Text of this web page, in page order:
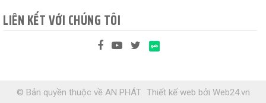
LIÊN KẾT VỚI CHÚNG TÔI
© Bản quyền thuộc về AN PHÁT. Thiết kế web bởi Web24.vn